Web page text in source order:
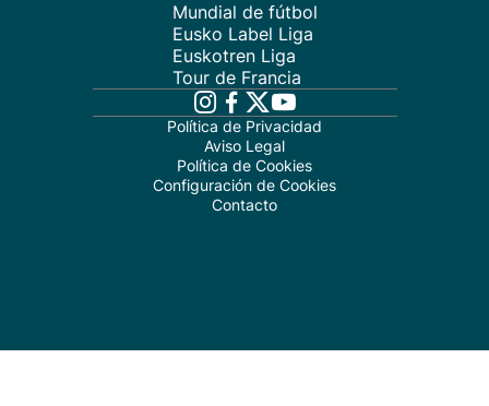
Mundial de fútbol
Eusko Label Liga
Euskotren Liga
Tour de Francia
Política de Privacidad
Aviso Legal
Política de Cookies
Configuración de Cookies
Contacto